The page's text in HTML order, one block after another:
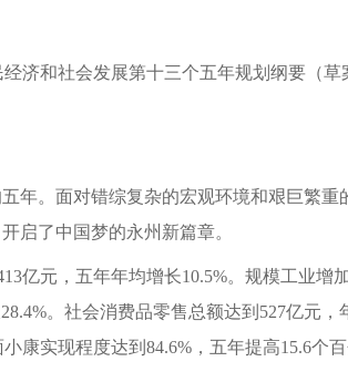
济和社会发展第十三个五年规划纲要（
年。面对错综复杂的宏观环境和艰巨繁
启了中国梦的永州新篇章。
亿元，五年年均增长10.5%。规模工业增
。社会消费品零售总额达到527亿元
康实现程度达到84.6%，五年提高15.6个